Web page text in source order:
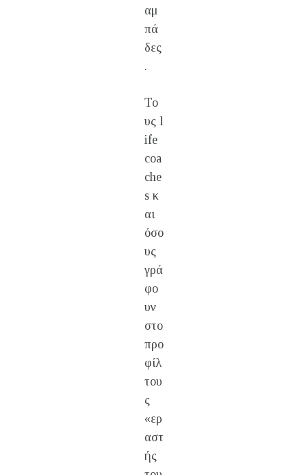
αμ
πά
δες
.
Το
υς l
ife
coa
che
s κ
αι
όσο
υς
γρά
φο
υν
στο
προ
φίλ
του
ς
«ερ
αστ
ής